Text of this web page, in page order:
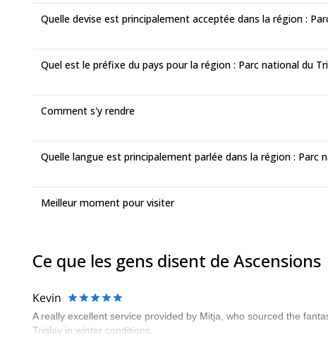
Quelle devise est principalement acceptée dans la région :
Quel est le préfixe du pays pour la région : Parc national du
Comment s'y rendre
Quelle langue est principalement parlée dans la région : Parc
Meilleur moment pour visiter
Ce que les gens disent de
Kevin
A really excellent service provided by Mitja, who sourced the
Triglav in winter conditions.